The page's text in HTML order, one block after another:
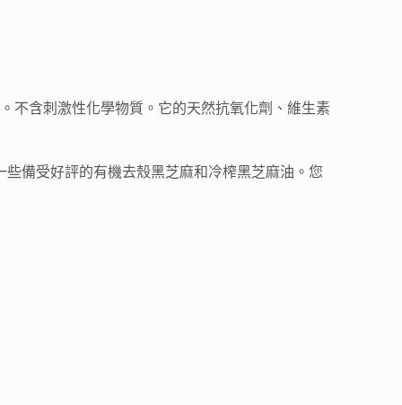
不含刺激性化學物質。它的天然抗氧化劑、維生素
備受好評的有機去殼黑芝麻和冷榨黑芝麻油。您